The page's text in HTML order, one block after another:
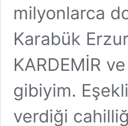
milyonlarca
Karabük
KARDEMİR
gibiyim.
verdiği